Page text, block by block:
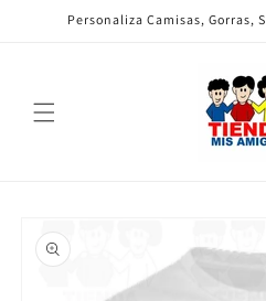
directamente
Personaliza Camisas, Gorras,
a la
información